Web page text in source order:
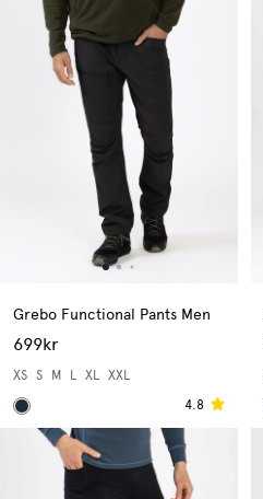
Grebo Functional Pants Men
699kr
XS S M L XL XXL
4.8